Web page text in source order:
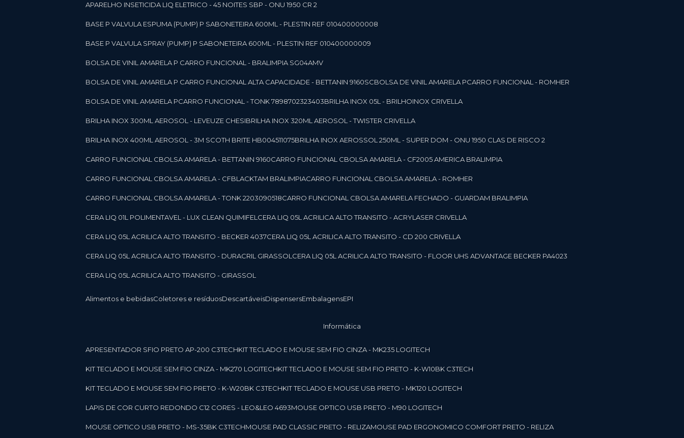
APARELHO INSETICIDA LIQ ELETRICO - 45 NOITES SBP - ONU 1950 CR 2
BASE P VALVULA ESPUMA (PUMP) P SABONETEIRA 600ML - PLESTIN REF 010400000008
BASE P VALVULA SPRAY (PUMP) P SABONETEIRA 600ML - PLESTIN REF 010400000009
BOLSA DE VINIL AMARELA P CARRO FUNCIONAL - BRALIMPIA SG04AMV
BOLSA DE VINIL AMARELA P CARRO FUNCIONAL ALTA CAPACIDADE - BETTANIN 9160SC BOLSA DE VINIL AMARELA PCARRO FUNCIONAL - ROMHER
BOLSA DE VINIL AMARELA PCARRO FUNCIONAL - TONK 7898702323403 BRILHA INOX 05L - BRILHOINOX CRIVELLA
BRILHA INOX 300ML AEROSOL - LEVEUZE CHESI BRILHA INOX 320ML AEROSOL - TWISTER CRIVELLA
BRILHA INOX 400ML AEROSOL - 3M SCOTH BRITE HB004511075 BRILHA INOX AEROSSOL 250ML - SUPER DOM - ONU 1950 CLAS DE RISCO 2
CARRO FUNCIONAL CBOLSA AMARELA - BETTANIN 9160 CARRO FUNCIONAL CBOLSA AMARELA - CF2005 AMERICA BRALIMPIA
CARRO FUNCIONAL CBOLSA AMARELA - CFBLACKTAM BRALIMPIA CARRO FUNCIONAL CBOLSA AMARELA - ROMHER
CARRO FUNCIONAL CBOLSA AMARELA - TONK 2203090518 CARRO FUNCIONAL CBOLSA AMARELA FECHADO - GUARDAM BRALIMPIA
CERA LIQ 01L POLIMENTAVEL - LUX CLEAN QUIMIFEL CERA LIQ 05L ACRILICA ALTO TRANSITO - ACRYLASER CRIVELLA
CERA LIQ 05L ACRILICA ALTO TRANSITO - BECKER 4037 CERA LIQ 05L ACRILICA ALTO TRANSITO - CD 200 CRIVELLA
CERA LIQ 05L ACRILICA ALTO TRANSITO - DURACRIL GIRASSOL CERA LIQ 05L ACRILICA ALTO TRANSITO - FLOOR UHS ADVANTAGE BECKER PA4023
CERA LIQ 05L ACRILICA ALTO TRANSITO - GIRASSOL
Alimentos e bebidas Coletores e resíduos Descartáveis Dispensers Embalagens EPI
Informática
APRESENTADOR SFIO PRETO AP-200 C3TECH KIT TECLADO E MOUSE SEM FIO CINZA - MK235 LOGITECH
KIT TECLADO E MOUSE SEM FIO CINZA - MK270 LOGITECH KIT TECLADO E MOUSE SEM FIO PRETO - K-W10BK C3TECH
KIT TECLADO E MOUSE SEM FIO PRETO - K-W20BK C3TECH KIT TECLADO E MOUSE USB PRETO - MK120 LOGITECH
LAPIS DE COR CURTO REDONDO C12 CORES - LEO&LEO 4693 MOUSE OPTICO USB PRETO - M90 LOGITECH
MOUSE OPTICO USB PRETO - MS-35BK C3TECH MOUSE PAD CLASSIC PRETO - RELIZA MOUSE PAD ERGONOMICO COMFORT PRETO - RELIZA